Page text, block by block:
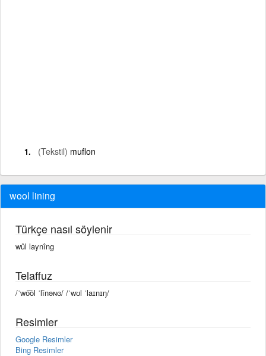
(Tekstil) muflon
wool lining
Türkçe nasıl söylenir
wûl laynîng
Telaffuz
/ˈwo͝ol ˈlīnəɴɢ/ /ˈwʊl ˈlaɪnɪŋ/
Resimler
Google Resimler
Bing Resimler